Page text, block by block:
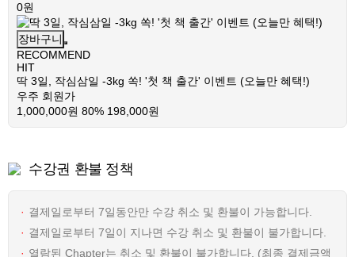
0원
장바구니
RECOMMEND
HIT
딱 3일, 작심삼일 -3kg 쏙! '첫 책 출간' 이벤트 (오늘만 혜택!)
우주 회원가
1,000,000원 80% 198,000원
수강권 환불 정책
결제일로부터 7일동안만 수강 취소 및 환불이 가능합니다.
결제일로부터 7일이 지나면 수강 취소 및 환불이 불가합니다.
열람된 Chapter는 취소 및 환불이 불가합니다. (최종 결제금액